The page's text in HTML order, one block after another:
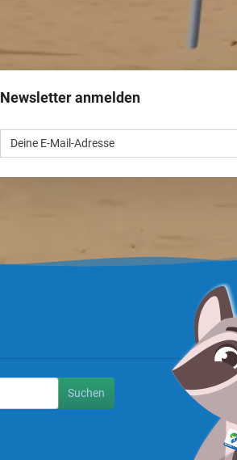
Newsletter anmelden
Suchen